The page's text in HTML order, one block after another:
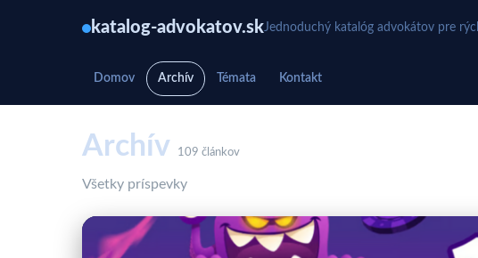
katalog-advokatov.skJednoduchý katalóg advokátov pre
Domov Archív Témata Kontakt
Archív 109 článkov
Všetky príspevky